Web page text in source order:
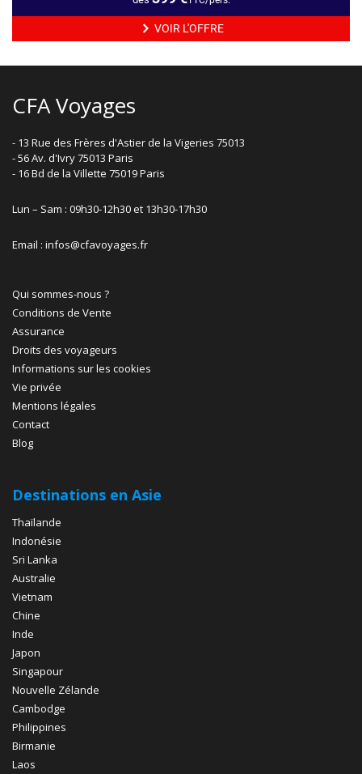
VOIR L'OFFRE
CFA Voyages
- 13 Rue des Frères d'Astier de la Vigeries 75013
- 56 Av. d'Ivry 75013 Paris
- 16 Bd de la Villette 75019 Paris
Lun – Sam : 09h30-12h30 et 13h30-17h30
Email : infos@cfavoyages.fr
Qui sommes-nous ?
Conditions de Vente
Assurance
Droits des voyageurs
Informations sur les cookies
Vie privée
Mentions légales
Contact
Blog
Destinations en Asie
Thaïlande
Indonésie
Sri Lanka
Australie
Vietnam
Chine
Inde
Japon
Singapour
Nouvelle Zélande
Cambodge
Philippines
Birmanie
Laos